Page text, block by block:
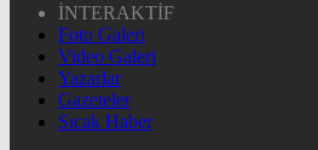
İNTERAKTİF
Foto Galeri
Video Galeri
Yazarlar
Gazeteler
Sıcak Haber